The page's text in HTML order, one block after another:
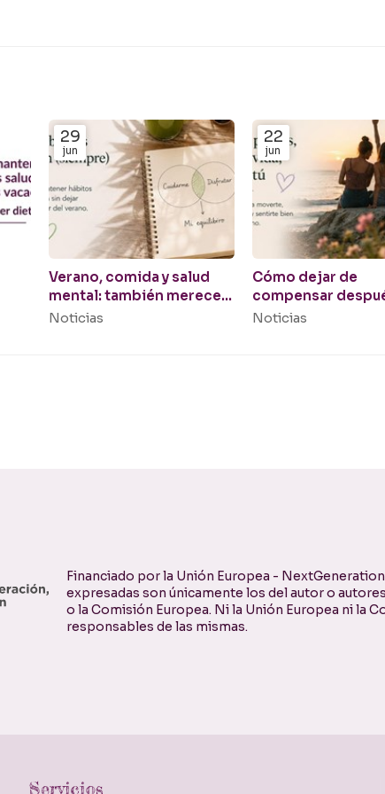
29
jun
Verano, comida y salud
mental: también mereces
disfrutar
Noticias
22
jun
Cómo dejar de
compensar
un fin de semana o
Noticias
Financiado por la Unión Europea -
expresadas son únicamente los del autor o
o la Comisión Europea. Ni la Unión Europea ni la
responsables de las mismas.
Servicios